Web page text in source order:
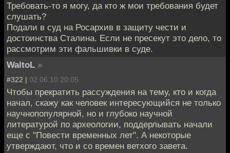
Требовать-то я могу, да кто ж мои требования будет
слушать?
Подали в суд на Росархив в защиту чести и
достоинства Сталина. Если не пресекут это дело, то
рассмотрим эти фальшивки в суде.
WaltoL »
#322 | 02.06.10 20:05
Чтобы прекратить рассуждения на тему, кто и когда
начал, скажу как человек интересующийся не только
научнопопулярной, но и глубоко научной
литературой по археологии, поддерлывать начали
еще с "Повести временных лет". А некоторые
утверждают, что и со времен ветхого завета.